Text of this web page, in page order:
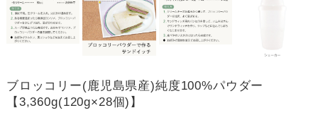
ブロッコリー(鹿児島県産)純度100%パウダー
【3,360g(120g×28個)】